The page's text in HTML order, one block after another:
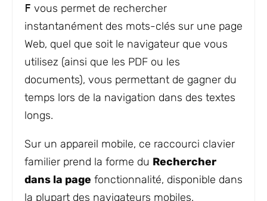
F vous permet de rechercher
instantanément des mots-clés sur une page
Web, quel que soit le navigateur que vous
utilisez (ainsi que les PDF ou les
documents), vous permettant de gagner du
temps lors de la navigation dans des textes
longs.
Sur un appareil mobile, ce raccourci clavier
familier prend la forme du Rechercher
dans la page fonctionnalité, disponible dans
la plupart des navigateurs mobiles.